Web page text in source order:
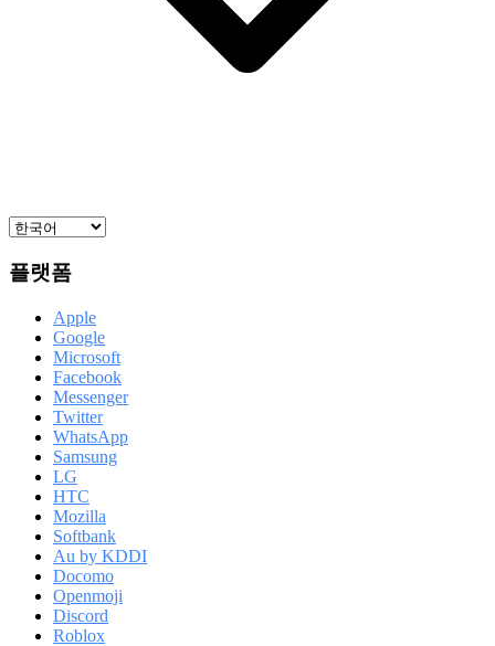
플랫폼
Apple
Google
Microsoft
Facebook
Messenger
Twitter
WhatsApp
Samsung
LG
HTC
Mozilla
Softbank
Au by KDDI
Docomo
Openmoji
Discord
Roblox